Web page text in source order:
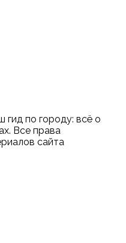
по городу: всё о
Все права
сайта